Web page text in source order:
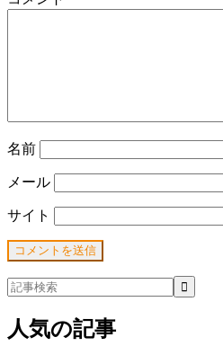
名前
メール
サイト
人気の記事